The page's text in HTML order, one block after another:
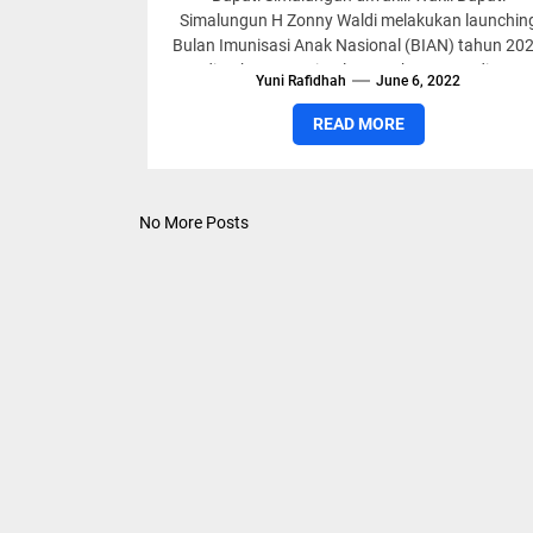
Simalungun H Zonny Waldi melakukan
Bulan Imunisasi Anak Nasional (BIAN) tahun
di Kabupaten Simalungun, bertempa di SD
Yuni Rafidhah June 6, 2022
READ MORE
No More Posts